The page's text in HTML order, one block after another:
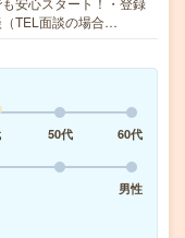
TEL面談の場合…
50代
60代
男性